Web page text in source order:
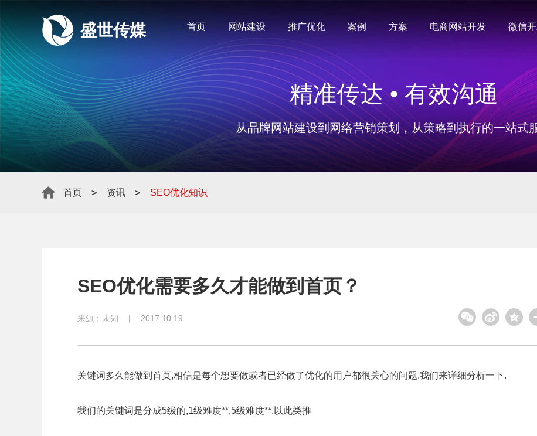
盛世传媒 首页 网站建设 推广优化 案例 方案 电商网站开发 微信
精准传达 • 有效沟通
从品牌网站建设到网络营销策划，从策略到执行的一站式
首页 > 资讯 > SEO优化知识
SEO优化需要多久才能做到首页？
来源： 未知 | 2017.10.19
关键词多久能做到首页,相信是每个想要做或者已经做了优化的用户都很关心的问题.我们来详细分析一下.
我们的关键词是分成5级的,1级难度**,5级难度**.以此类推